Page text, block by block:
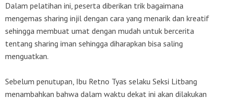
Dalam pelatihan ini, peserta diberikan trik bagaimana
mengemas sharing injil dengan cara yang menarik dan kreatif
sehingga membuat umat dengan mudah untuk bercerita
tentang sharing iman sehingga diharapkan bisa saling
menguatkan.
Sebelum penutupan, Ibu Retno Tyas selaku Seksi Litbang
menambahkan bahwa dalam waktu dekat ini akan dilakukan